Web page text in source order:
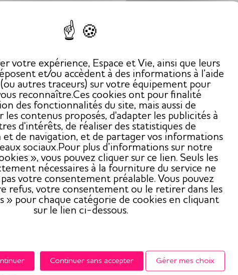
offrent des solutions d’hébergement
apportent confort et bien-être grâce à des logements de
votre expérience, Espace et Vie, ainsi que leurs
et/ou accèdent à des informations à l’aide
autres traceurs) sur votre équipement pour
reconnaître.Ces cookies ont pour finalité
des fonctionnalités du site, mais aussi de
les contenus proposés, d'adapter les publicités à
d'intérêts, de réaliser des statistiques de
de navigation, et de partager vos informations
sociaux.Pour plus d’informations sur notre
», vous pouvez cliquer sur ce lien. Seuls les
nécessaires à la fourniture du service ne
votre consentement préalable. Vous pouvez
refus, votre consentement ou le retirer dans les
» pour chaque catégorie de cookies en cliquant
sur le lien ci-dessous.
Continuer sans accepter Gérer mes choix